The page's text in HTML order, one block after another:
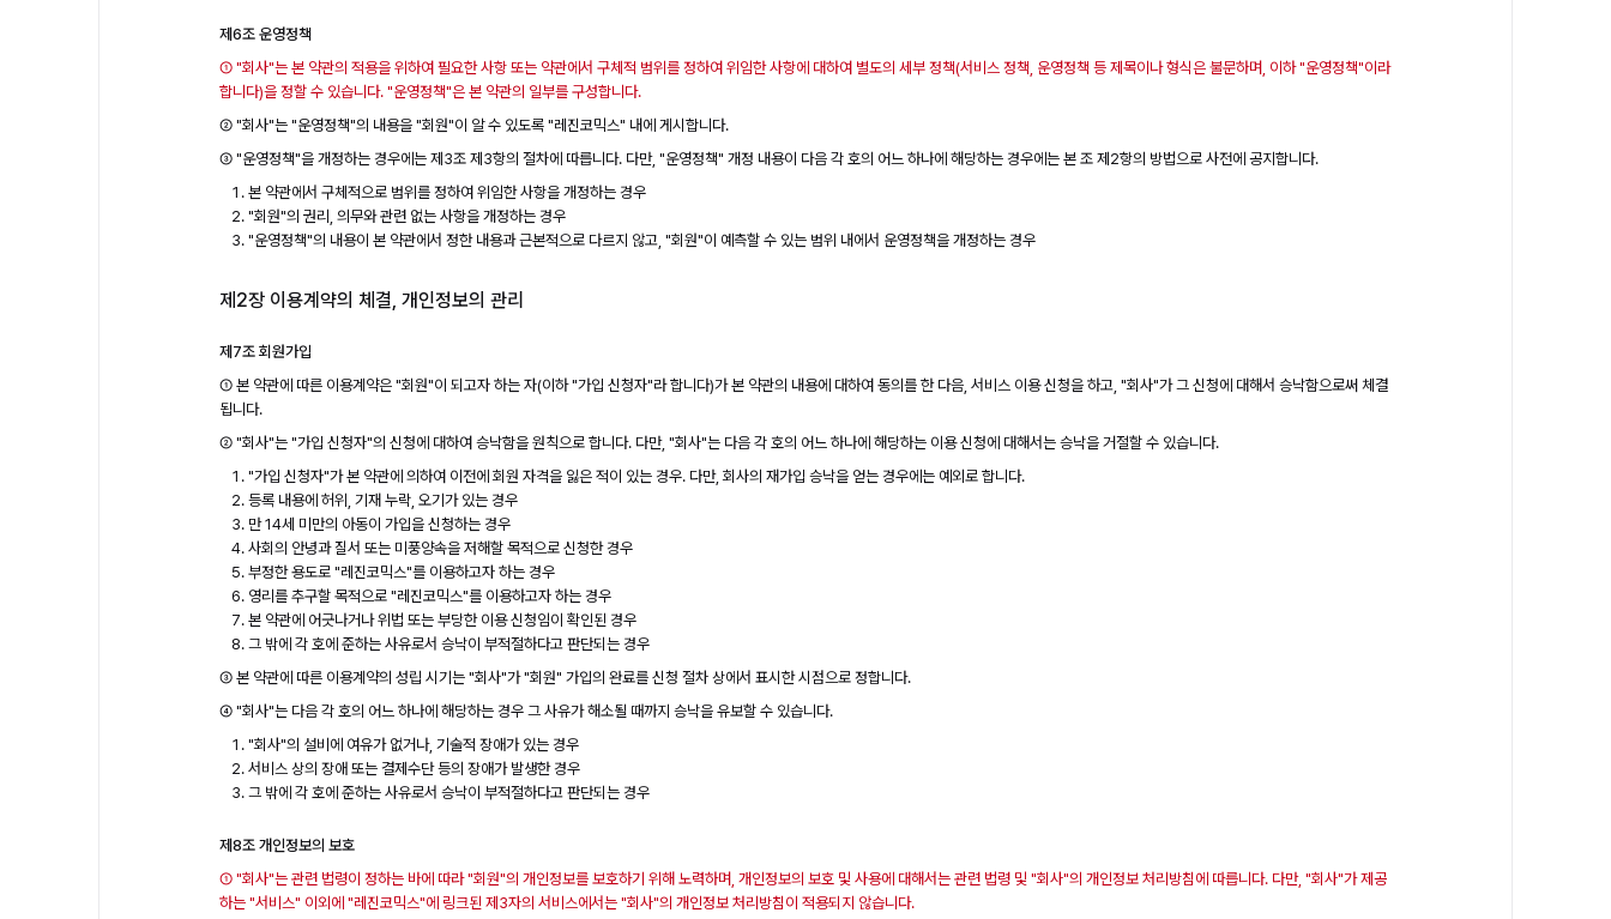
제6조 운영정책
① "회사"는 본 약관의 적용을 위하여 필요한 사항 또는 약관에서 구체적 범위를 정하여 위임한 사항에 대하여 별도의 세부 정책(서비스 정책, 운영정책 등 제목이나 형식은 불문하며, 이하 "운영정책"이라
합니다)을 정할 수 있습니다. "운영정책"은 본 약관의 일부를 구성합니다.
② "회사"는 "운영정책"의 내용을 "회원"이 알 수 있도록 "레진코믹스" 내에 게시합니다.
③ "운영정책"을 개정하는 경우에는 제3조 제3항의 절차에 따릅니다. 다만, "운영정책" 개정 내용이 다음 각 호의 어느 하나에 해당하는 경우에는 본 조 제2항의 방법으로 사전에 공지합니다.
본 약관에서 구체적으로 범위를 정하여 위임한 사항을 개정하는 경우
"회원"의 권리, 의무와 관련 없는 사항을 개정하는 경우
"운영정책"의 내용이 본 약관에서 정한 내용과 근본적으로 다르지 않고, "회원"이 예측할 수 있는 범위 내에서 운영정책을 개정하는 경우
제2장 이용계약의 체결, 개인정보의 관리
제7조 회원가입
① 본 약관에 따른 이용계약은 "회원"이 되고자 하는 자(이하 "가입 신청자"라 합니다)가 본 약관의 내용에 대하여 동의를 한 다음, 서비스 이용 신청을 하고, "회사"가 그 신청에 대해서 승낙함으로써 체결
됩니다.
② "회사"는 "가입 신청자"의 신청에 대하여 승낙함을 원칙으로 합니다. 다만, "회사"는 다음 각 호의 어느 하나에 해당하는 이용 신청에 대해서는 승낙을 거절할 수 있습니다.
"가입 신청자"가 본 약관에 의하여 이전에 회원 자격을 잃은 적이 있는 경우. 다만, 회사의 재가입 승낙을 얻는 경우에는 예외로 합니다.
등록 내용에 허위, 기재 누락, 오기가 있는 경우
만 14세 미만의 아동이 가입을 신청하는 경우
사회의 안녕과 질서 또는 미풍양속을 저해할 목적으로 신청한 경우
부정한 용도로 "레진코믹스"를 이용하고자 하는 경우
영리를 추구할 목적으로 "레진코믹스"를 이용하고자 하는 경우
본 약관에 어긋나거나 위법 또는 부당한 이용 신청임이 확인된 경우
그 밖에 각 호에 준하는 사유로서 승낙이 부적절하다고 판단되는 경우
③ 본 약관에 따른 이용계약의 성립 시기는 "회사"가 "회원" 가입의 완료를 신청 절차 상에서 표시한 시점으로 정합니다.
④ "회사"는 다음 각 호의 어느 하나에 해당하는 경우 그 사유가 해소될 때까지 승낙을 유보할 수 있습니다.
"회사"의 설비에 여유가 없거나, 기술적 장애가 있는 경우
서비스 상의 장애 또는 결제수단 등의 장애가 발생한 경우
그 밖에 각 호에 준하는 사유로서 승낙이 부적절하다고 판단되는 경우
제8조 개인정보의 보호
① "회사"는 관련 법령이 정하는 바에 따라 "회원"의 개인정보를 보호하기 위해 노력하며, 개인정보의 보호 및 사용에 대해서는 관련 법령 및 "회사"의 개인정보 처리방침에 따릅니다. 다만, "회사"가 제공
하는 "서비스" 이외에 "레진코믹스"에 링크된 제3자의 서비스에서는 "회사"의 개인정보 처리방침이 적용되지 않습니다.